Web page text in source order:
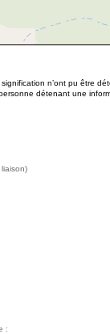
n’ont pu être
détenant une
: